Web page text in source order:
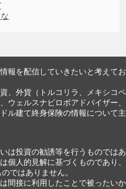
報を配信していきたいと考えてお
、外貨（トルコリラ、メキシコペ
ウェルスナビロボアドバイザー、
ル建て終身保険の情報について主
は投資の勧誘等を行うものではあ
個人的見解に基づくものであり、
ではありません。
間接に利用したことで被ったいか